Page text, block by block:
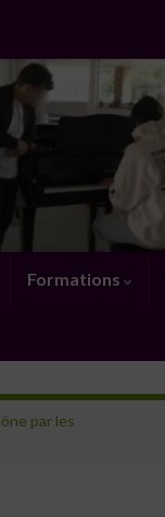
Formations
par les